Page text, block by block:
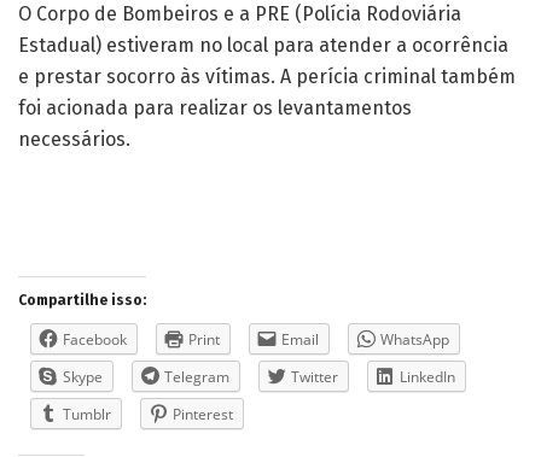
O Corpo de Bombeiros e a PRE (Polícia Rodoviária
Estadual) estiveram no local para atender a ocorrência
e prestar socorro às vítimas. A perícia criminal também
foi acionada para realizar os levantamentos
necessários.
Compartilhe isso:
Facebook Print Email
WhatsApp
Skype
Telegram Twitter
LinkedIn
Tumblr
Pinterest